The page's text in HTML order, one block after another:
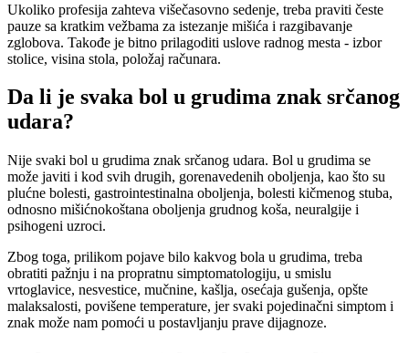
Ukoliko profesija zahteva višečasovno sedenje, treba praviti česte
pauze sa kratkim vežbama za istezanje mišića i razgibavanje
zglobova. Takođe je bitno prilagoditi uslove radnog mesta - izbor
stolice, visina stola, položaj računara.
Da li je svaka bol u grudima znak srčanog
udara?
Nije svaki bol u grudima znak srčanog udara. Bol u grudima se
može javiti i kod svih drugih, gorenavedenih oboljenja, kao što su
plućne bolesti, gastrointestinalna oboljenja, bolesti kičmenog stuba,
odnosno mišićnokoštana oboljenja grudnog koša, neuralgije i
psihogeni uzroci.
Zbog toga, prilikom pojave bilo kakvog bola u grudima, treba
obratiti pažnju i na propratnu simptomatologiju, u smislu
vrtoglavice, nesvestice, mučnine, kašlja, osećaja gušenja, opšte
malaksalosti, povišene temperature, jer svaki pojedinačni simptom i
znak može nam pomoći u postavljanju prave dijagnoze.